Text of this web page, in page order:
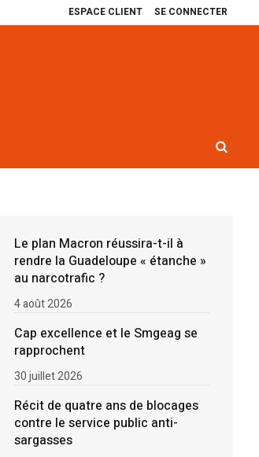
ESPACE CLIENT SE CONNECTER
Smgeag se rapprochent Récit de quatre ans de
Le plan Macron réussira-t-il à
rendre la Guadeloupe « étanche »
au narcotrafic ?
4 août 2026
Cap excellence et le Smgeag se
rapprochent
30 juillet 2026
Récit de quatre ans de blocages
contre le service public anti-
sargasses